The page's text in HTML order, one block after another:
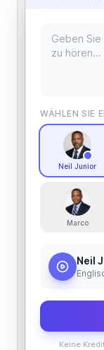
WÄHLEN SIE
Neil Junior
Marco
Neil
Keine